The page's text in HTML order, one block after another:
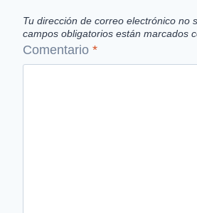
Tu dirección de correo electrónico no
campos obligatorios están marcados
Comentario *